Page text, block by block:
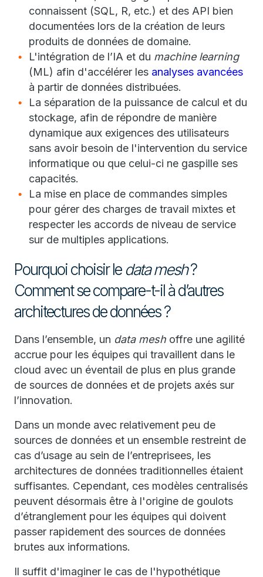
connaissent (SQL, R, etc.) et des API bien
documentées lors de la création de leurs
produits de données de domaine.
L'intégration de l’IA et du machine learning
(ML) afin d'accélérer les analyses avancées
à partir de données distribuées.
La séparation de la puissance de calcul et du
stockage, afin de répondre de manière
dynamique aux exigences des utilisateurs
sans avoir besoin de l'intervention du service
informatique ou que celui-ci ne gaspille ses
capacités.
La mise en place de commandes simples
pour gérer des charges de travail mixtes et
respecter les accords de niveau de service
sur de multiples applications.
Pourquoi choisir ledata mesh?
Comment se compare-t-il à d’autres
architectures de données ?
Dans l’ensemble, un data mesh offre une agilité
accrue pour les équipes qui travaillent dans le
cloud avec un éventail de plus en plus grande
de sources de données et de projets axés sur
l’innovation.
Dans un monde avec relativement peu de
sources de données et un ensemble restreint de
cas d’usage au sein de l’entreprisees, les
architectures de données traditionnelles étaient
suffisantes. Cependant, ces modèles centralisés
peuvent désormais être à l'origine de goulots
d’étranglement pour les équipes qui doivent
passer rapidement des sources de données
brutes aux informations.
Il suffit d'imaginer le cas de l'hypothétique